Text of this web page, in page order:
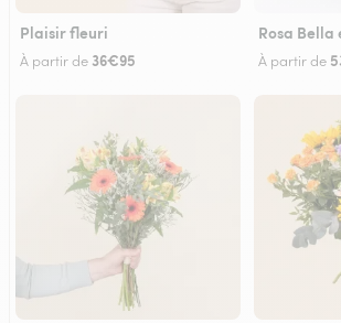
Plaisir fleuri
À partir de 36€95
Rosa Bella
À partir de